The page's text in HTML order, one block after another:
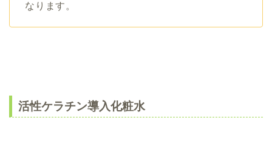
なります。
活性ケラチン導入化粧水